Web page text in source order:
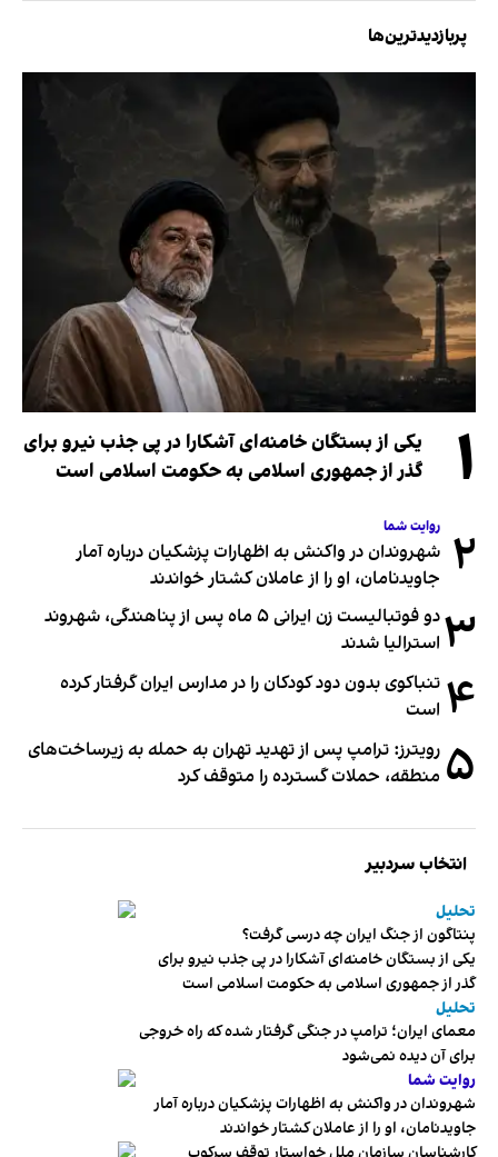
پربازدیدترین‌ها
۱
یکی از بستگان خامنه‌ای آشکارا در پی جذب نیرو برای
گذر از جمهوری اسلامی به حکومت اسلامی است
۲ روایت شما
شهروندان در واکنش به اظهارات پزشکیان درباره آمار
جاویدنامان، او را از عاملان کشتار خواندند
۳
دو فوتبالیست زن ایرانی ۵ ماه پس از پناهندگی، شهروند
استرالیا شدند
۴ تنباکوی بدون دود کودکان را در مدارس ایران گرفتار کرده
است
۵ رویترز: ترامپ پس از تهدید تهران به حمله به زیرساخت‌های
منطقه، حملات گسترده را متوقف کرد
انتخاب سردبیر
تحلیل
پنتاگون از جنگ ایران چه درسی گرفت؟
یکی از بستگان خامنه‌ای آشکارا در پی جذب نیرو برای
گذر از جمهوری اسلامی به حکومت اسلامی است
تحلیل
معمای ایران؛ ترامپ در جنگی گرفتار شده که راه خروجی
برای آن دیده نمی‌شود
روایت شما
شهروندان در واکنش به اظهارات پزشکیان درباره آمار
جاویدنامان، او را از عاملان کشتار خواندند